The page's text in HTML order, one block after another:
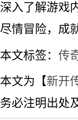
深入了解游戏
尽情冒险，成
本文标签： 传
本文为【新开
务必注明出处